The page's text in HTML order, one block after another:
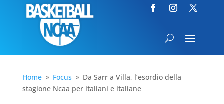
Home 9 Focus 9 Da Sarr a Villa, l’esordio della
stagione Ncaa per italiani e italiane